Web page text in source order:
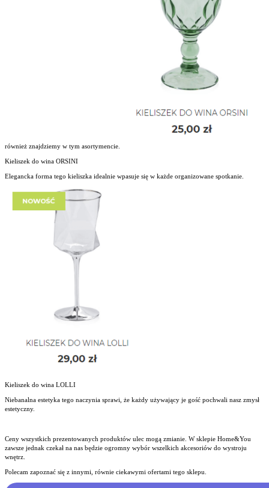
również znajdziemy w tym asortymencie.
Kieliszek do wina ORSINI
Elegancka forma tego kieliszka idealnie wpasuje się w każde organizowane spotkanie.
Kieliszek do wina LOLLI
Niebanalna estetyka tego naczynia sprawi, że każdy używający je gość pochwali nasz zmysł
estetyczny.
Ceny wszystkich prezentowanych produktów ulec mogą zmianie. W sklepie Home&You
zawsze jednak czekał na nas będzie ogromny wybór wszelkich akcesoriów do wystroju
wnętrz.
Polecam zapoznać się z innymi, równie ciekawymi ofertami tego sklepu.